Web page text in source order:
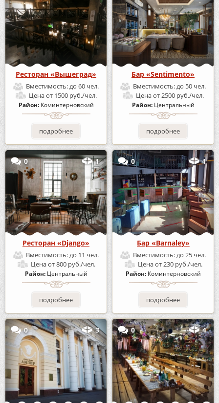
Ресторан «Вышеград»
Вместимость: до 60 чел.
Ценаот 1500 руб./чел.
Район: Коминтерновский
подробнее
Бар «Sentimento»
Вместимость: до 50 чел.
Ценаот 2500 руб./чел.
Район: Центральный
подробнее
0 1
Ресторан «Django»
Вместимость:до 11 чел.
Ценаот 800 руб./чел.
Район: Центральный
подробнее
0 1
Бар «Barnaley»
Вместимость:до 25 чел.
Ценаот 230 руб./чел.
Район: Коминтерновский
подробнее
0 3 0 4